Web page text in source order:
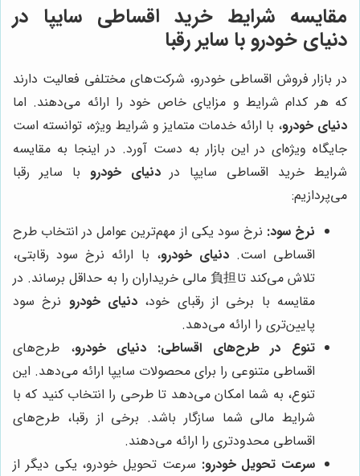
مقایسه شرایط خرید اقساطی سایپا در
دنیای خودرو با سایر رقبا
در بازار فروش اقساطی خودرو، شرکت‌های مختلفی فعالیت دارند
که هر کدام شرایط و مزایای خاص خود را ارائه می‌دهند. اما
دنیای خودرو، با ارائه خدمات متمایز و شرایط ویژه، توانسته است
جایگاه ویژه‌ای در این بازار به دست آورد. در اینجا به مقایسه
شرایط خرید اقساطی سایپا دردنیای خودرو با سایر رقبا
می‌پردازیم:
نرخ سود: نرخ سود یکی از مهم‌ترین عوامل در انتخاب طرح
اقساطی است.دنیای خودرو، با ارائه نرخ سود رقابتی،
تلاش می‌کند تا負担 مالی خریداران را به حداقل برساند. در
مقایسه با برخی از رقبای خود، دنیای خودرو نرخ سود
پایین‌تری را ارائه می‌دهد.
تنوع در طرح‌های اقساطی: دنیای خودرو، طرح‌های
اقساطی متنوعی را برای محصولات سایپا ارائه می‌دهد. این
تنوع، به شما امکان می‌دهد تا طرحی را انتخاب کنید که با
شرایط مالی شما سازگار باشد. برخی از رقبا، طرح‌های
اقساطی محدودتری را ارائه می‌دهند.
سرعت تحویل خودرو: سرعت تحویل خودرو، یکی دیگر از